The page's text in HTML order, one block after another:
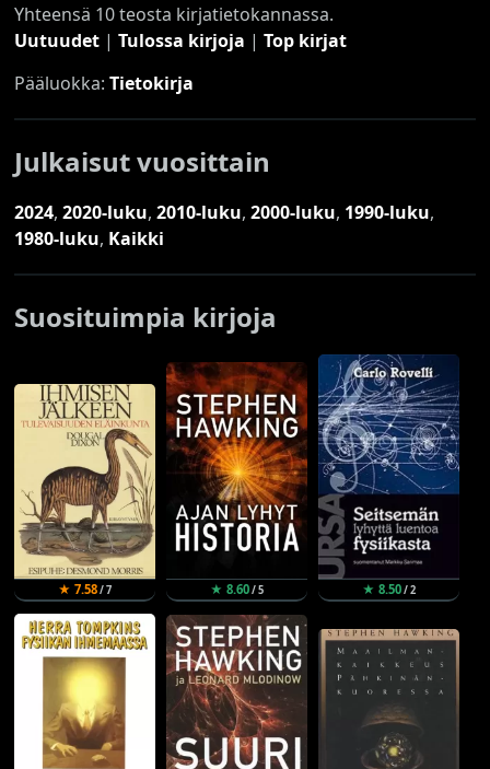
Yhteensä 10 teosta kirjatietokannassa.
Uutuudet |Tulossa kirjoja |Top kirjat
Pääluokka:Tietokirja
Julkaisut vuosittain
2024,2020-luku,2010-luku,2000-luku, 1990-luku,
1980-luku, Kaikki
Suosituimpia kirjoja
★ 7.58/ 7 ★ 8.60/ 5 ★ 8.50/ 2